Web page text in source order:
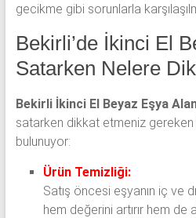
gecikme gibi sorunlarla
Bekirli’de İkinci El
Satarken Nelere
Bekirli İkinci El Beyaz Eşya
satarken dikkat etmeniz
bulunuyor:
Ürün Temizliği:
Satış öncesi eşyanın iç ve
hem değerini artırır hem de